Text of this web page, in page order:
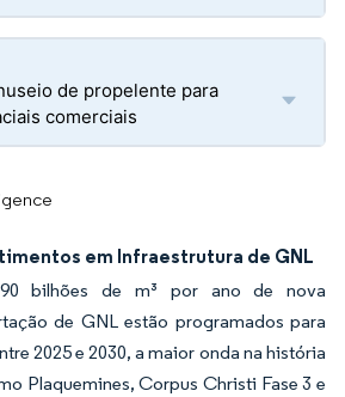
de propelente para
comerciais
em Infraestrutura de GNL
bilhões de m³ por ano de nova
de GNL estão programados para
2025 e 2030, a maior onda na história
Plaquemines, Corpus Christi Fase 3 e